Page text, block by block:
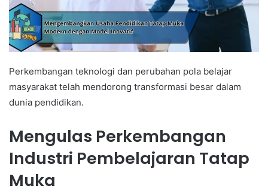
Perkembangan teknologi dan perubahan pola belajar
masyarakat telah mendorong transformasi besar dalam
dunia pendidikan.
Mengulas Perkembangan
Industri Pembelajaran Tatap
Muka